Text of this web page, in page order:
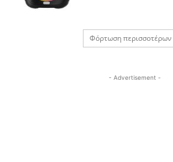
Φόρτωση περισσοτέρων
- Advertisement -